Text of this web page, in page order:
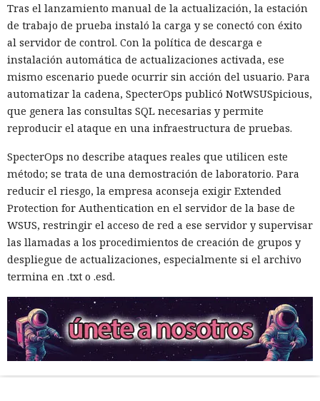
Tras el lanzamiento manual de la actualización, la estación
de trabajo de prueba instaló la carga y se conectó con éxito
al servidor de control. Con la política de descarga e
instalación automática de actualizaciones activada, ese
mismo escenario puede ocurrir sin acción del usuario. Para
automatizar la cadena, SpecterOps publicó NotWSUSpicious,
que genera las consultas SQL necesarias y permite
reproducir el ataque en una infraestructura de pruebas.
SpecterOps no describe ataques reales que utilicen este
método; se trata de una demostración de laboratorio. Para
reducir el riesgo, la empresa aconseja exigir Extended
Protection for Authentication en el servidor de la base de
WSUS, restringir el acceso de red a ese servidor y supervisar
las llamadas a los procedimientos de creación de grupos y
despliegue de actualizaciones, especialmente si el archivo
termina en .txt o .esd.